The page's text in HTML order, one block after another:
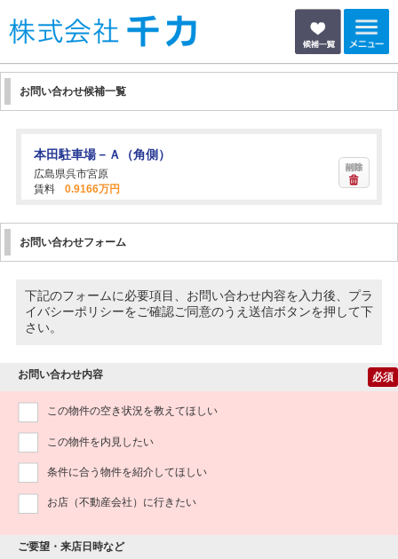
お問い合わせ候補一覧
本田駐車場－Ａ（角側）
広島県呉市宮原
賃料
0.9166万円
お問い合わせフォーム
下記のフォームに必要項目、お問い合わせ内容を入力後、プラ
イバシーポリシーをご確認ご同意のうえ送信ボタンを押して下
さい。
お問い合わせ内容 必須
この物件の空き状況を教えてほしい
この物件を内見したい
条件に合う物件を紹介してほしい
お店（不動産会社）に行きたい
ご要望・来店日時など